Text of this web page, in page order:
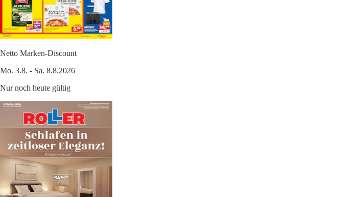
Netto Marken-Discount
Mo. 3.8. - Sa. 8.8.2026
Nur noch heute gültig